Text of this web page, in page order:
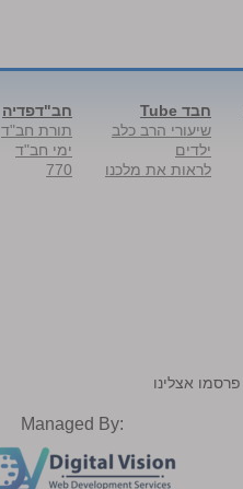
חבד Tube
שיעורי הרב כלב
ילדים
לראות את מלכנו
חב"דפדיה
תורת חב"ד
ימי חב"ד
770
פרסמו אצלינו
Managed By: